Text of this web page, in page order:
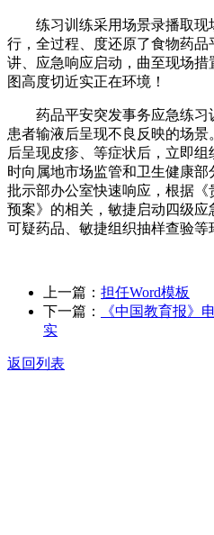
练习训练采用场景录播取现
行，全过程、度还原了食物药
讲、应急响应启动，曲至现场
图高度切近实正在环境！
药品平安突发事务应急练习
患者输液后呈现不良反映的场
后呈现皮疹、等症状后，立即
时向属地市场监管和卫生健康
批示部办公室快速响应，根据
预案》的相关，敏捷启动四级
可疑药品、敏捷组织抽样查验等
上一篇： 担任Word模板
下一篇：
《中国教育报》
实
返回列表